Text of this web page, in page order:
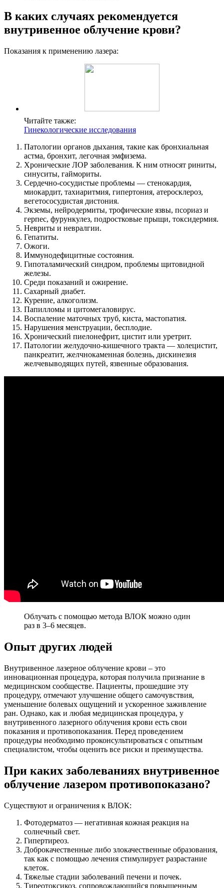
В каких случаях рекомендуется
внутривенное облучение крови?
Показания к применению лазера:
Читайте также:
Гинекологические исследования
Патологии органов дыхания, такие как бронхиальная
астма, бронхит, легочная эмфизема.
Хронические ЛОР заболевания. К ним относят риниты,
синуситы, гаймориты.
Сердечно-сосудистые проблемы — стенокардия,
миокардит, тахиаритмия, гипертония, атеросклероз,
вегетососудистая дистония.
Экземы, нейродермиты, трофические язвы, псориаз и
герпес, фурункулез, подростковые прыщи, токсидермия.
Невриты и невралгии.
Гепатиты.
Ожоги.
Иммунодефицитные состояния.
Гипоталамический синдром, проблемы щитовидной
железы.
Среди показаний и ожирение.
Сахарный диабет.
Курение, алкоголизм.
Папилломы и цитомегаловирус.
Воспаление маточных труб, киста, мастопатия.
Нарушения менструации, бесплодие.
Хронический пиелонефрит, цистит или уретрит.
Патологии желудочно-кишечного тракта — холецистит,
панкреатит, желчнокаменная болезнь, дискинезия
желчевыводящих путей, язвенные образования.
Облучать с помощью метода ВЛОК можно один
раз в 3–6 месяцев.
Опыт других людей
Внутривенное лазерное облучение крови – это
инновационная процедура, которая получила признание в
медицинском сообществе. Пациенты, прошедшие эту
процедуру, отмечают улучшение общего самочувствия,
уменьшение болевых ощущений и ускоренное заживление
ран. Однако, как и любая медицинская процедура, у
внутривенного лазерного облучения крови есть свои
показания и противопоказания. Перед проведением
процедуры необходимо проконсультироваться с опытным
специалистом, чтобы оценить все риски и преимущества.
При каких заболеваниях внутривенное
облучение лазером противопоказано?
Существуют и ограничения к ВЛОК:
Фотодерматоз — негативная кожная реакция на
солнечный свет.
Гипертиреоз.
Доброкачественные либо злокачественные образования,
так как с помощью лечения стимулирует разрастание
клеток.
Тяжелые стадии заболеваний печени и почек.
Тиреотоксикоз, сопровождающийся повышенным